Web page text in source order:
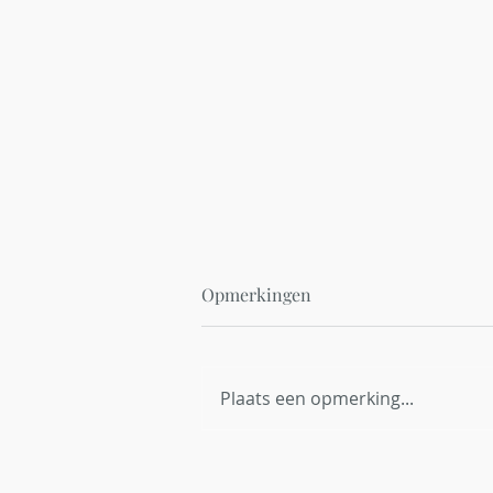
Opmerkingen
Plaats een opmerking...